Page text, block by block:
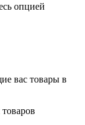
опцией
вас товары в